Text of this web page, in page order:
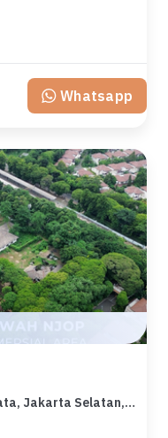
Whatsapp
For Sale Tanah Eksklusif di Kalibata, Jakarta Selatan, LT 15331m²